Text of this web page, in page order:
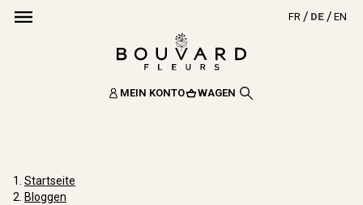
FR DE EN
MEIN KONTO WAGEN
Startseite
Bloggen